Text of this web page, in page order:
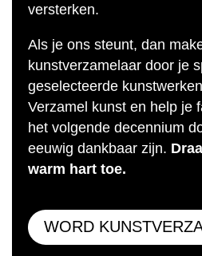
versterken.
Als je ons steunt, dan
kunstverzamelaar door je
geselecteerde
Verzamel kunst en help je
het volgende decennium
eeuwig dankbaar zijn.
warm hart toe.
WORD